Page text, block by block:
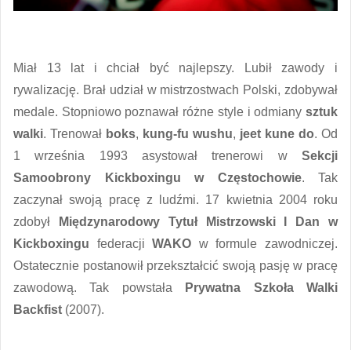
Miał 13 lat i chciał być najlepszy. Lubił zawody i
rywalizację. Brał udział w mistrzostwach Polski, zdobywał
medale. Stopniowo poznawał różne style i odmiany sztuk
walki. Trenował boks, kung-fu wushu, jeet kune do. Od
1 września 1993 asystował trenerowi w Sekcji
Samoobrony Kickboxingu w Częstochowie. Tak
zaczynał swoją pracę z ludźmi. 17 kwietnia 2004 roku
zdobył
Międzynarodowy Tytuł Mistrzowski I Dan w
Kickboxingu federacjiWAKO w formule zawodniczej.
Ostatecznie postanowił przekształcić swoją pasję w pracę
zawodową. Tak powstała
Prywatna Szkoła Walki
Backfist (2007).